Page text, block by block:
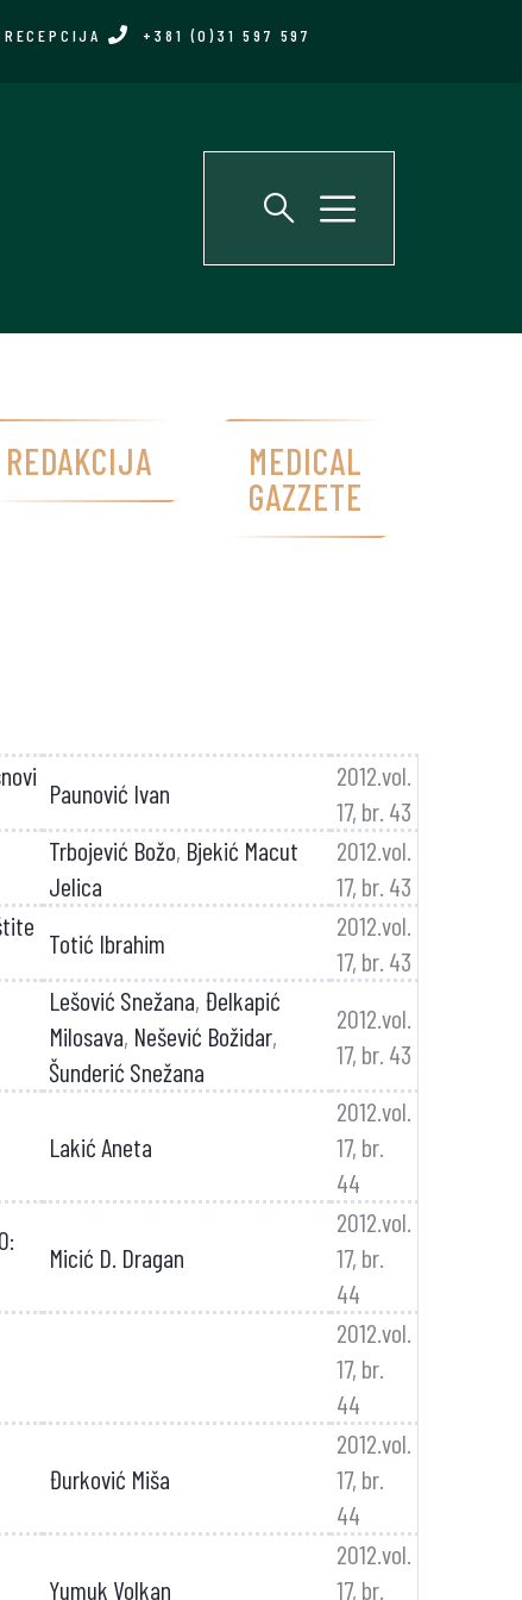
+381 (0)31 597 597
REDAKCIJA
MEDICAL
GAZZETE
Paunović Ivan
2012.vol.
17, br. 43
Trbojević Božo, Bjekić Macut
Jelica
2012.vol.
17, br. 43
Totić Ibrahim
2012.vol.
17, br. 43
Lešović Snežana, Đelkapić
Milosava, Nešević Božidar,
Šunderić Snežana
2012.vol.
17, br. 43
Lakić Aneta
2012.vol.
17, br.
44
Micić D. Dragan
2012.vol.
17, br.
44
2012.vol.
17, br.
44
Đurković Miša
2012.vol.
17, br.
44
Yumuk Volkan
2012.vol.
17, br.